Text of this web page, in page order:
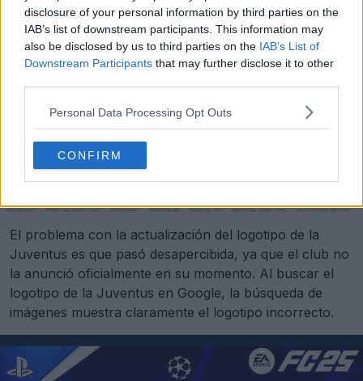
disclosure of your personal information by third parties on the
IAB’s list of downstream participants. This information may
also be disclosed by us to third parties on the IAB’s List of
Downstream Participants that may further disclose it to other
Personal Data Processing Opt Outs
CONFIRM
completos de todos los equipos de la temporada 2024-
2025.
El problema con la actualización del logotipo de la
Juventus es que pasó desapercibida, ya que el club no
la anunció oficialmente en su momento. Al buscar el
logotipo de la Juventus en Google, la búsqueda de
imágenes muestra claramente el logotipo incorrecto.